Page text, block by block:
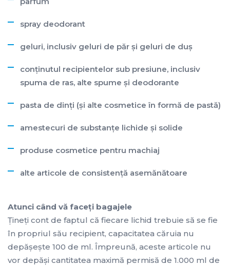
spray deodorant
geluri, inclusiv geluri de păr şi geluri de duş
conţinutul recipientelor sub presiune, inclusiv
spuma de ras, alte spume şi deodorante
pasta de dinţi (şi alte cosmetice în formă de pastă)
amestecuri de substanţe lichide şi solide
produse cosmetice pentru machiaj
alte articole de consistenţă asemănătoare
Atunci când vă faceţi bagajele
Ţineţi cont de faptul că fiecare lichid trebuie să se fie
în propriul său recipient, capacitatea căruia nu
depăşeşte 100 de ml. Împreună, aceste articole nu
vor depăşi cantitatea maximă permisă de 1.000 ml de